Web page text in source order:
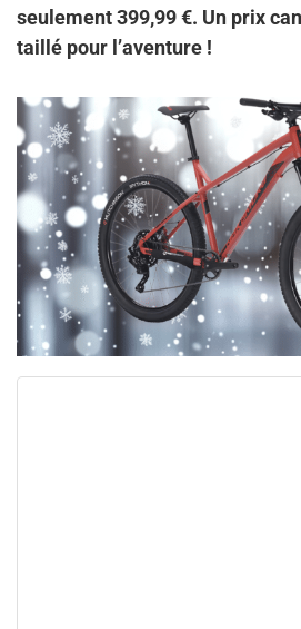
seulement 399,99 €. Un prix
taillé pour l’aventure !